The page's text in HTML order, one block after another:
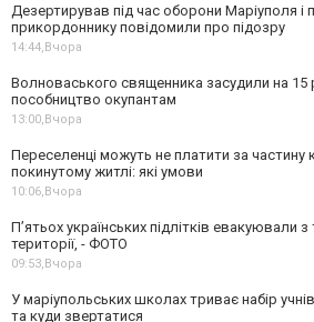
Дезертирував під час оборони Маріуполя і
прикордоннику повідомили про підозру
14:44,Вчора
Волноваського священника засудили на 15
пособництво окупантам
13:00,Вчора
Переселенці можуть не платити за частину
покинутому житлі: які умови
10:06,Вчора
П’ятьох українських підлітків евакуювали
території, - ФОТО
09:53,Вчора
У маріупольських школах триває набір
та куди звертатися